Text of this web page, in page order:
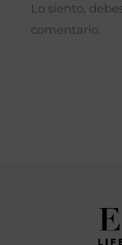
Lo siento,
comentario.